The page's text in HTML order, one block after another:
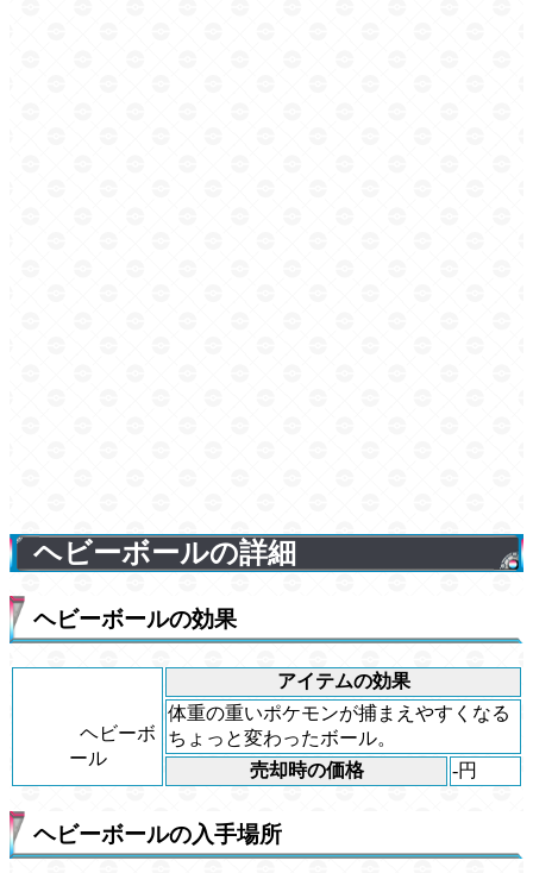
ヘビーボールの詳細
ヘビーボールの効果
ヘビーボ
ール
アイテムの効果
体重の重いポケモンが捕まえやすくなる
ちょっと変わったボール。
売却時の価格
-円
ヘビーボールの入手場所